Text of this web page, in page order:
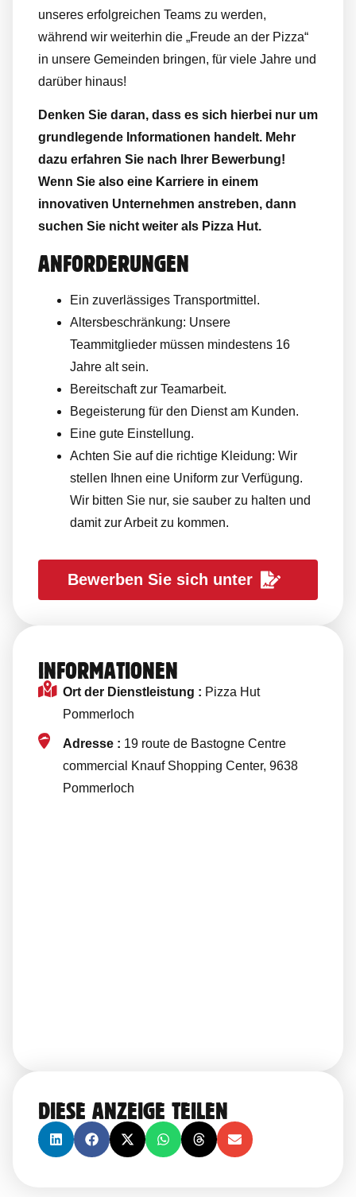
unseres erfolgreichen Teams zu werden,
während wir weiterhin die „Freude an der Pizza“
in unsere Gemeinden bringen, für viele Jahre und
darüber hinaus!
Denken Sie daran, dass es sich hierbei nur um
grundlegende Informationen handelt. Mehr
dazu erfahren Sie nach Ihrer Bewerbung!
Wenn Sie also eine Karriere in einem
innovativen Unternehmen anstreben, dann
suchen Sie nicht weiter als Pizza Hut.
ANFORDERUNGEN
Ein zuverlässiges Transportmittel.
Altersbeschränkung: Unsere
Teammitglieder müssen mindestens 16
Jahre alt sein.
Bereitschaft zur Teamarbeit.
Begeisterung für den Dienst am Kunden.
Eine gute Einstellung.
Achten Sie auf die richtige Kleidung: Wir
stellen Ihnen eine Uniform zur Verfügung.
Wir bitten Sie nur, sie sauber zu halten und
damit zur Arbeit zu kommen.
Bewerben Sie sich unter
INFORMATIONEN
Ort der Dienstleistung : Pizza Hut
Pommerloch
Adresse : 19 route de Bastogne Centre
commercial Knauf Shopping Center, 9638
Pommerloch
DIESE ANZEIGE TEILEN